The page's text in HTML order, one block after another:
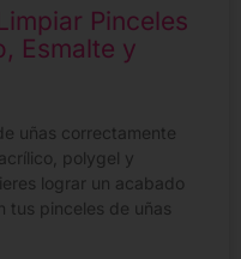
Pinceles
Esmalte y
uñas correctamente
polygel y
lograr un acabado
tus pinceles de uñas